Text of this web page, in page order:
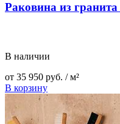
Раковина из
В наличии
от 35 950 руб. / м²
В корзину